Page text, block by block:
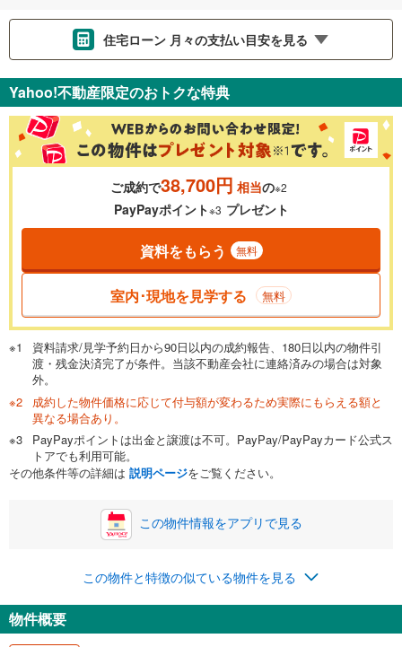
住宅ローン 月々の支払い目安を見る
金利 ％
0.01%
一般的には最長35年まで借り入れ可能です。多くの金融機関
が完済時の年齢は80歳までを条件としています。
閉じる
頭金 万円
0万円 2,580万円
自己資金から住宅購入にかけられる金額を入力してくださ
い。一般的には物件価格の2割までが目安です。
閉じる
ボーナス
万円
0円
ナス時の増額分（1回分）を入力してください。
ボーナス払いの限度額は金融機関によって異なります。
閉じる
月々の返済額
Yahoo!不動産限定のおトクな特典
ご成約で38,700円 相当の※2
PayPayポイント※3 プレゼント
資料をもらう 無料
室内･現地を見学する 無料
資料請求/見学予約日から90日以内の成約報告、180日以内の物件引
渡・残金決済完了が条件。当該不動産会社に連絡済みの場合は対象
外。
成約した物件価格に応じて付与額が変わるため実際にもらえる額と
異なる場合あり。
PayPayポイントは出金と譲渡は不可。PayPay/PayPayカード公式ス
トアでも利用可能。
その他条件等の詳細は 説明ページをご覧ください。
この物件情報をアプリで見る
この物件と特徴の似ている物件を見る
物件概要